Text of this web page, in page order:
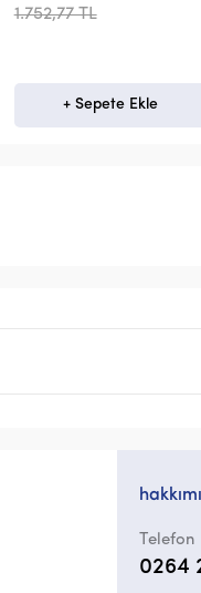
1.501,20 TL
+ Sepete Ekle
Telefon
0264